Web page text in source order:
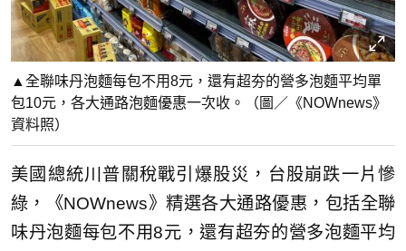
▲全聯味丹泡麵每包不用8元，還有超夯的營多泡麵平均單
包10元，各大通路泡麵優惠一次收。（圖／《NOWnews》
資料照）
美國總統川普關稅戰引爆股災，台股崩跌一片慘
綠，《NOWnews》精選各大通路優惠，包括全聯
味丹泡麵每包不用8元，還有超夯的營多泡麵平均